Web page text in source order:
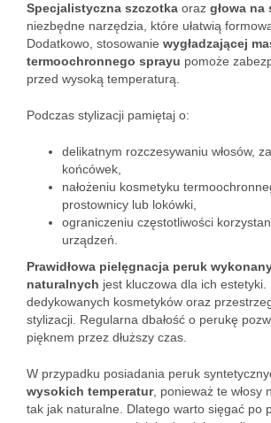
Specjalistyczna szczotka oraz głowa na
niezbędne narzędzia, które ułatwią
Dodatkowo, stosowanie wygładzającej
termoochronnego sprayu pomoże
przed wysoką temperaturą.
Podczas stylizacji pamiętaj o:
delikatnym rozczesywaniu włosów,
końcówek,
nałożeniu kosmetyku
prostownicy lub lokówki,
ograniczeniu częstotliwości
urządzeń.
Prawidłowa pielęgnacja peruk
naturalnych jest kluczowa dla ich estetyki.
dedykowanych kosmetyków oraz
stylizacji. Regularna dbałość o perukę
pięknem przez dłuższy czas.
W przypadku posiadania peruk
wysokich temperatur, ponieważ te włosy
tak jak naturalne. Dlatego warto sięgać po